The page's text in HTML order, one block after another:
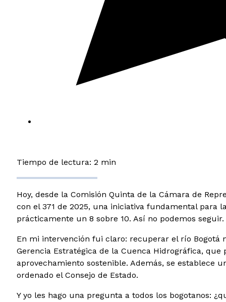
Tiempo de lectura: 2 min
Hoy, desde la Comisión Quinta de la Cámara de
con el 371 de 2025, una iniciativa fundamental para
prácticamente un 8 sobre 10. Así no podemos seguir.
En mi intervención fui claro: recuperar el río Bogotá
Gerencia Estratégica de la Cuenca Hidrográfica,
aprovechamiento sostenible. Además, se establece
ordenado el Consejo de Estado.
Y yo les hago una pregunta a todos los bogotanos: